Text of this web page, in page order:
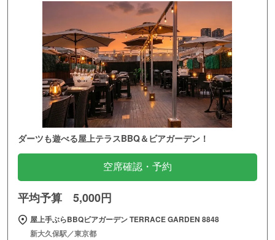
ダーツも遊べる屋上テラスBBQ＆ビアガーデン！
空席確認・予約
平均予算 5,000円
屋上手ぶらBBQビアガーデン TERRACE GARDEN 8848
新大久保駅／東京都